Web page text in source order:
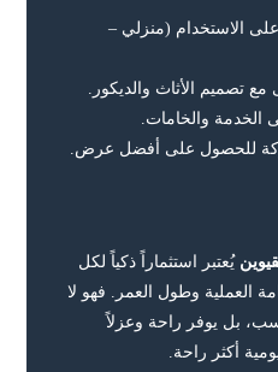
على الاستخدام (منزلي –
مع تصميم الأثاث والديكور.
الخدمة والخامات.
للحصول على أفضل عرض.
يُعتبر استثماراً ذكياً لكل
العملية وطول العمر. فهو لا
بل يوفر راحة وعزلاً
أكثر راحة.